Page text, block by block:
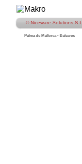
© Niceware Solutions S.L.
Palma de Mallorca - Baleares